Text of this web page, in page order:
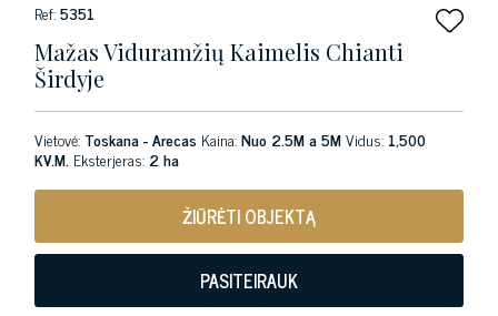
Ref:5351
Mažas Viduramžių Kaimelis Chianti
Širdyje
Vietovė: Toskana - Arecas Kaina:Nuo 2.5M a 5MVidus: 1,500
KV.M. Eksterjeras: 2 ha
ŽIŪRĖTI OBJEKTĄ
PASITEIRAUK